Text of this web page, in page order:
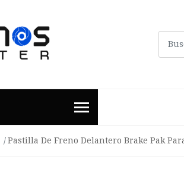
Pastilla De Freno Delantero Brake Pak